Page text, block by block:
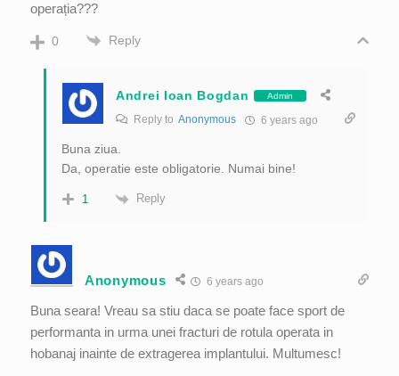
operația???
0 Reply
Andrei Ioan Bogdan Admin
Reply to Anonymous 6 years ago
Buna ziua.
Da, operatie este obligatorie. Numai bine!
1 Reply
Anonymous 6 years ago
Buna seara! Vreau sa stiu daca se poate face sport de
performanta in urma unei fracturi de rotula operata in
hobanaj inainte de extragerea implantului. Multumesc!